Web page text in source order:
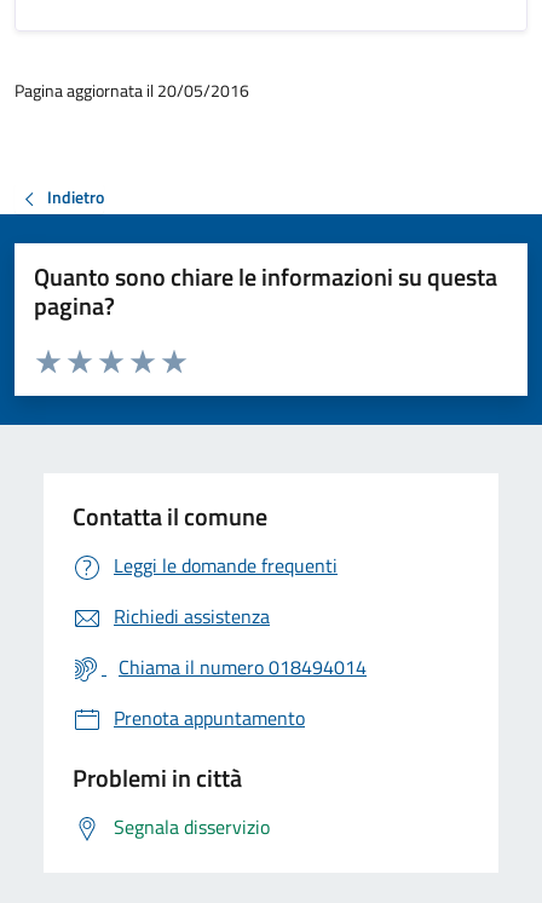
Pagina aggiornata il 20/05/2016
Indietro
Quanto sono chiare le informazioni su questa
pagina?
Valuta da 1 a 5 stelle la pagina
Valuta 5 stelle su 5
Valuta 4 stelle su 5
Valuta 3 stelle su 5
Valuta 2 stelle su 5
Valuta 1 stelle su 5
Contatta il comune
Leggi le domande frequenti
Richiedi assistenza
Chiama il numero 018494014
Prenota appuntamento
Problemi in città
Segnala disservizio